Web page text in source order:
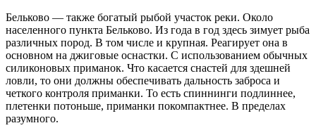
Бельково — также богатый рыбой участок реки. Около
населенного пункта Бельково. Из года в год здесь зимует рыба
различных пород. В том числе и крупная. Реагирует она в
основном на джиговые оснастки. С использованием обычных
силиконовых приманок. Что касается снастей для здешней
ловли, то они должны обеспечивать дальность заброса и
четкого контроля приманки. То есть спиннинги подлиннее,
плетенки потоньше, приманки покомпактнее. В пределах
разумного.